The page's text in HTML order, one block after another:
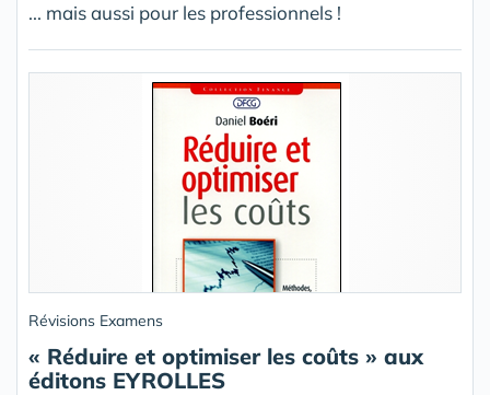
... mais aussi pour les professionnels !
Révisions Examens
« Réduire et optimiser les coûts » aux
éditons EYROLLES